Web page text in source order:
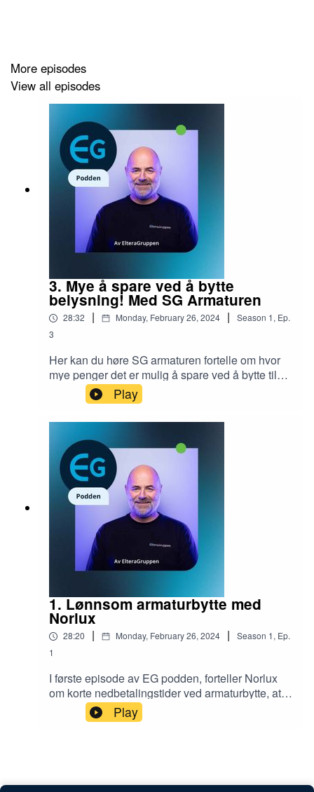
More episodes
View all episodes
3. Mye å spare ved å bytte
belysning! Med SG Armaturen
28:32 | Monday, February 26, 2024 | Season 1, Ep.
3
Her kan du høre SG armaturen fortelle om hvor
mye penger det er mulig å spare ved å bytte til
nye armaturer. Hør også hvilke konsekvenser det
er om du kun bytter til LED lysrør. Her får du også
informasjon om ny teknologi i SG Conect og
Tunabel White og hvordan du ved å ta i bruk
dette, ikke bare sparer energi og miljøet, men
også får et mer optimalisert lysanlegg. Du vil
også få høre konkrete eksempler, blant annet om
et eldresenter som ved hjelp av døgnsyklus av
lyset har klart å halvere bruken av sovemedisin.
Play
1. Lønnsom armaturbytte med
Norlux
28:20 | Monday, February 26, 2024 | Season 1, Ep.
1
I første episode av EG podden, forteller Norlux
om korte nedbetalingstider ved armaturbytte, at
leasing bidrar til at du betaler mindre enn totale
besparelser pr. måned. I tillegg gir armaturbytte
ytterligere optimalisering av lysanlegget og
Play